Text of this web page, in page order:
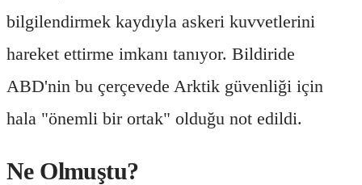
bilgilendirmek kaydıyla askeri kuvvetlerini
hareket ettirme imkanı tanıyor. Bildiride
ABD'nin bu çerçevede Arktik güvenliği için
hala "önemli bir ortak" olduğu not edildi.
Ne Olmuştu?